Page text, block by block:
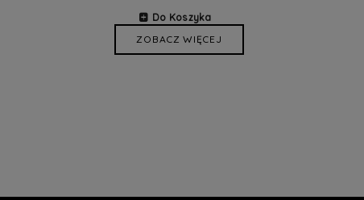
Do Koszyka
ZOBACZ WIĘCEJ